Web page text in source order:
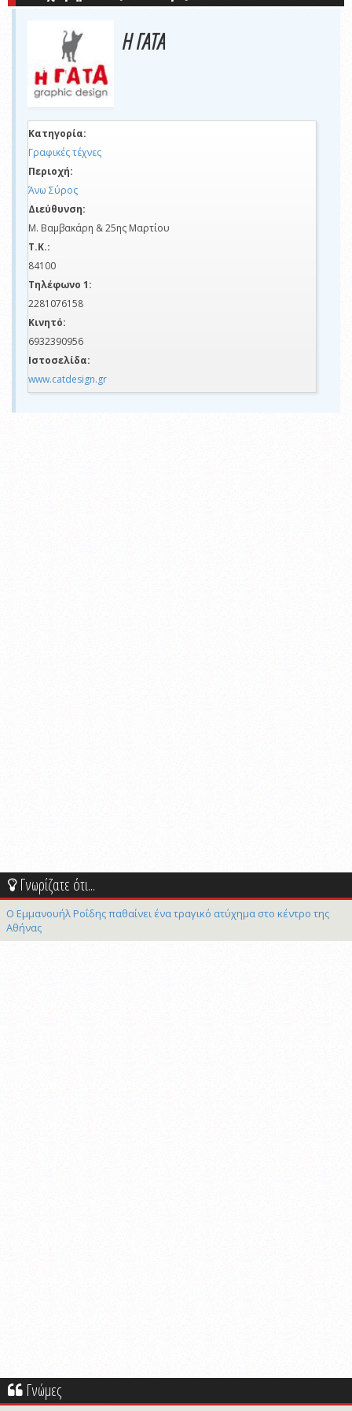
Η ΓΑΤΑ
Κατηγορία:
Γραφικές τέχνες
Περιοχή:
Άνω Σύρος
Διεύθυνση:
Μ. Βαμβακάρη & 25ης Μαρτίου
Τ.Κ.:
84100
Τηλέφωνο 1:
2281076158
Κινητό:
6932390956
Ιστοσελίδα:
www.catdesign.gr
Γνωρίζατε ότι...
Ο Εμμανουήλ Ροΐδης παθαίνει ένα τραγικό ατύχημα στο κέντρο της
Αθήνας
Γνώμες